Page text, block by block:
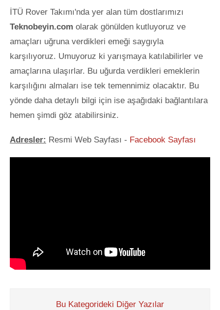
İTÜ Rover Takımı'nda yer alan tüm dostlarımızı
Teknobeyin.com olarak gönülden kutluyoruz ve
amaçları uğruna verdikleri emeği saygıyla
karşılıyoruz. Umuyoruz ki yarışmaya katılabilirler ve
amaçlarına ulaşırlar. Bu uğurda verdikleri emeklerin
karşılığını almaları ise tek temennimiz olacaktır. Bu
yönde daha detaylı bilgi için ise aşağıdaki bağlantılara
hemen şimdi göz atabilirsiniz.
Adresler: Resmi Web Sayfası - Facebook Sayfası
Bu Kategorideki Diğer Yazılar